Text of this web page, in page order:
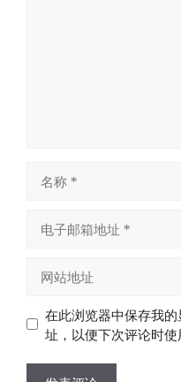
址
址
在此浏览器中保存我
址，以便下次评论时使